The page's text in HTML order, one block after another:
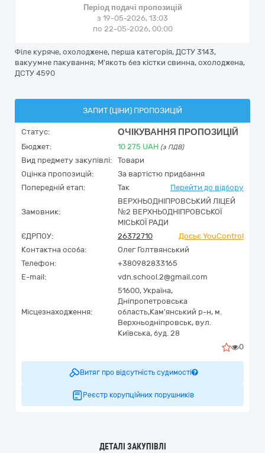
Період подачі пропозицій
з 19-05-2026, 13:03
по 22-05-2026, 00:00
Філе куряче, охолоджене, перша категорія, ДСТУ 3143,
вакуумне пакування; М'якоть без кістки свинна, охолоджена,
ДСТУ 4590
ЗАПИТ (ЦІНИ) ПРОПОЗИЦІЙ
Статус: ОЧІКУВАННЯ ПРОПОЗИЦІЙ
Бюджет: 10 275 UAH (з ПДВ)
Вид предмету закупівлі:
Товари
Оцінка пропозицій:
За вартістю придбання
Попередній етап:
Так Перейти до відбору
Замовник:
ВЕРХНЬОДНІПРОВСЬКИЙ ЛІЦЕЙ
№2 ВЕРХНЬОДНІПРОВСЬКОЇ
МІСЬКОЇ РАДИ
ЄДРПОУ:
26372710
Досьє YouControl
Контактна особа:
Олег Голтвянський
Телефон:
+380982833165
E-mail:
vdn.school.2@gmail.com
Місцезнаходження:
51600, Україна,
Дніпропетровська
область,Кам'янський р-н, м.
Верхньодніпровськ, вул.
Київська, буд. 28
0
Витяг про відсутність судимості
Реєстр корупційних порушників
ДЕТАЛІ ЗАКУПІВЛІ